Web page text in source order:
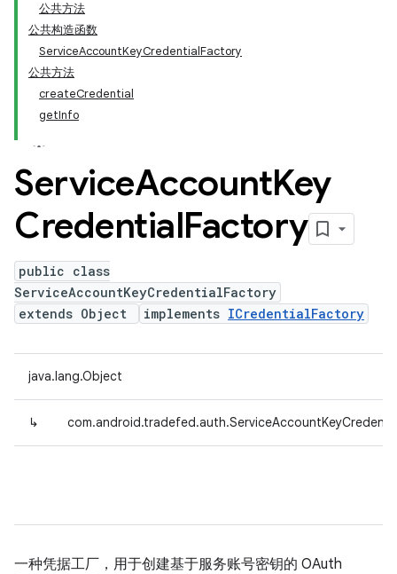
公共方法
公共构造函数
ServiceAccountKeyCredentialFactory
公共方法
createCredential
getInfo
ServiceAccountKey
CredentialFactory
public class
ServiceAccountKeyCredentialFactory
extends Object
implements ICredentialFactory
java.lang.Object
↳
一种凭据工厂，用于创建基于服务账号密钥的 OAuth